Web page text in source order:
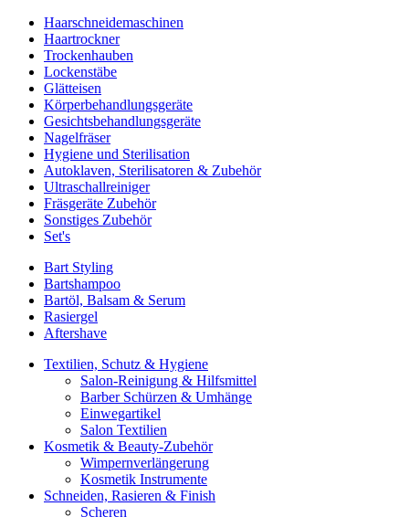
Haarschneidemaschinen
Haartrockner
Trockenhauben
Lockenstäbe
Glätteisen
Körperbehandlungsgeräte
Gesichtsbehandlungsgeräte
Nagelfräser
Hygiene und Sterilisation
Autoklaven, Sterilisatoren & Zubehör
Ultraschallreiniger
Fräsgeräte Zubehör
Sonstiges Zubehör
Set's
Bart Styling
Bartshampoo
Bartöl, Balsam & Serum
Rasiergel
Aftershave
Textilien, Schutz & Hygiene
Salon-Reinigung & Hilfsmittel
Barber Schürzen & Umhänge
Einwegartikel
Salon Textilien
Kosmetik & Beauty-Zubehör
Wimpernverlängerung
Kosmetik Instrumente
Schneiden, Rasieren & Finish
Scheren